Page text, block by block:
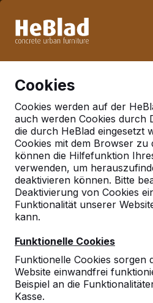
Woche 33 nicht. Bitte
Cookies
Cookies werden auf der
auch werden Cookies durch
die durch HeBlad eingesetzt
Cookies mit dem Browser zu
können die Hilfefunktion
verwenden, um
deaktivieren können. Bitte
Deaktivierung von Cookies
Funktionalität unserer
kann.
Funktionelle Cookies
Funktionelle Cookies sorgen
Website einwandfrei
Beispiel an die
Kasse.
Deutschland
Referenties in:
Riegelsberg
Geen reviews gevonden